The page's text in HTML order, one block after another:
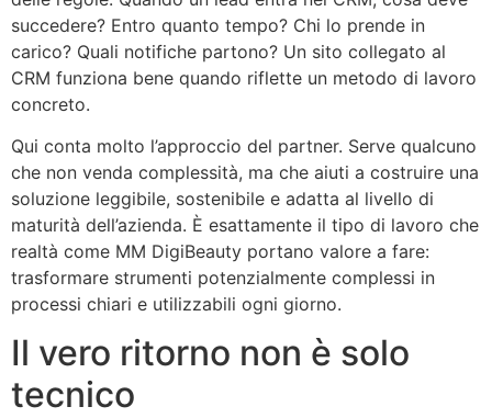
succedere? Entro quanto tempo? Chi lo prende in
carico? Quali notifiche partono? Un sito collegato al
CRM funziona bene quando riflette un metodo di lavoro
concreto.
Qui conta molto l’approccio del partner. Serve qualcuno
che non venda complessità, ma che aiuti a costruire una
soluzione leggibile, sostenibile e adatta al livello di
maturità dell’azienda. È esattamente il tipo di lavoro che
realtà come MM DigiBeauty portano valore a fare:
trasformare strumenti potenzialmente complessi in
processi chiari e utilizzabili ogni giorno.
Il vero ritorno non è solo
tecnico